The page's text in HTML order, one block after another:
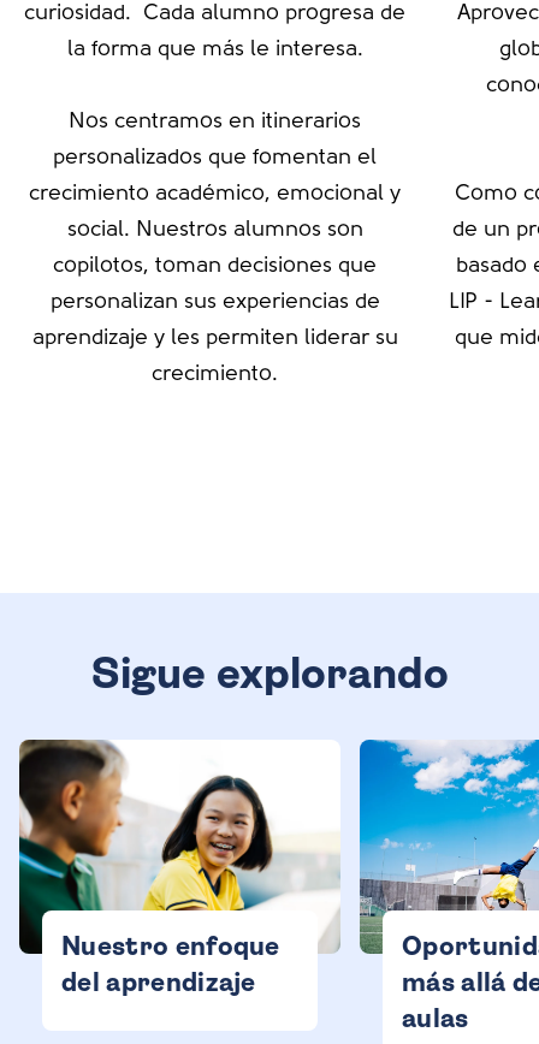
curiosidad. Cada alumno progresa de
la forma que más le interesa.
Nos centramos en itinerarios
personalizados que fomentan el
crecimiento académico, emocional y
social. Nuestros alumnos son
copilotos, toman decisiones que
personalizan sus experiencias de
aprendizaje y les permiten liderar su
crecimiento.
Como
de un
basado
LIP -
que
Sigue explorando
Nuestro enfoque
del aprendizaje
más allá
aulas